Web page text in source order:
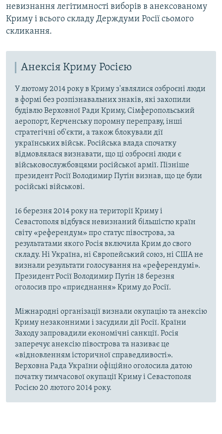
невизнання легітимності виборів в анексованому
Криму і всього складу Держдуми Росії сьомого
скликання.
Анексія Криму Росією
У лютому 2014 року в Криму з'являлися озброєні люди
в формі без розпізнавальних знаків, які захопили
будівлю Верховної Ради Криму, Сімферопольський
аеропорт, Керченську поромну переправу, інші
стратегічні об'єкти, а також блокували дії
українських військ. Російська влада спочатку
відмовлялася визнавати, що ці озброєні люди є
військовослужбовцями російської армії. Пізніше
президент Росії Володимир Путін визнав, що це були
російські військові.
16 березня 2014 року на території Криму і
Севастополя відбувся невизнаний більшістю країн
світу «референдум» про статус півострова, за
результатами якого Росія включила Крим до свого
складу. Ні Україна, ні Європейський союз, ні США не
визнали результати голосування на «референдумі».
Президент Росії Володимир Путін 18 березня
оголосив про «приєднання» Криму до Росії.
Міжнародні організації визнали окупацію та анексію
Криму незаконними і засудили дії Росії. Країни
Заходу запровадили економічні санкції. Росія
заперечує анексію півострова та називає це
«відновленням історичної справедливості».
Верховна Рада України офіційно оголосила датою
початку тимчасової окупації Криму і Севастополя
Росією 20 лютого 2014 року.